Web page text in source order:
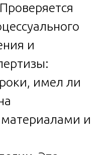
Проверяется
и
имел ли
и